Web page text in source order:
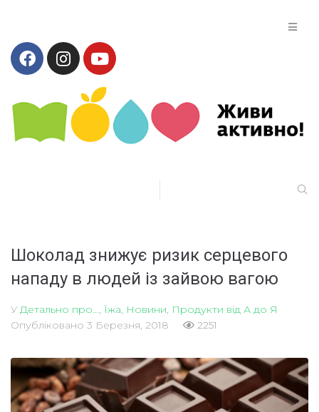
Шоколад знижує ризик серцевого
нападу в людей із зайвою вагою
У Детально про... Їжа Новини Продукти від А до Я
Опубліковано 3 Березня, 2018 2251